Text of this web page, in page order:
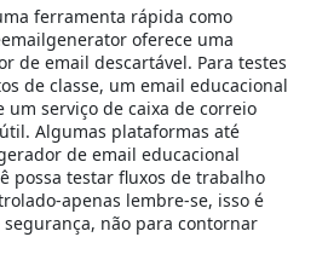
ferramenta rápida como
oferece uma
de email descartável. Para testes
de classe, um email educacional
serviço de caixa de correio
Algumas plataformas até
de email educacional
possa testar fluxos de trabalho
apenas lembre-se, isso é
não para contornar